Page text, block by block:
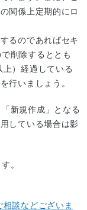
関係上定期的にロ
るのであればセキ
削除するととも
）経過している
行いましょう。
新規作成」となる
している場合は影
。
談などございま